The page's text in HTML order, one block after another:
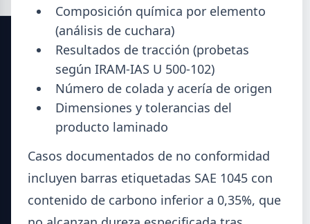
SIDERDATO
El portal líder en información para la industria siderúrgica
y el mercado del acero en Argentina.
Noticias del Sector
Composición química por elemento
(análisis de cuchara)
Resultados de tracción (probetas
según IRAM-IAS U 500-102)
Número de colada y acería de origen
Dimensiones y tolerancias del
producto laminado
Casos documentados de no conformidad
incluyen barras etiquetadas SAE 1045 con
contenido de carbono inferior a 0,35%, que